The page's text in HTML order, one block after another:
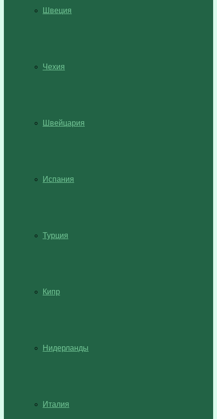
Швеция
Чехия
Швейцария
Испания
Турция
Кипр
Нидерланды
Италия